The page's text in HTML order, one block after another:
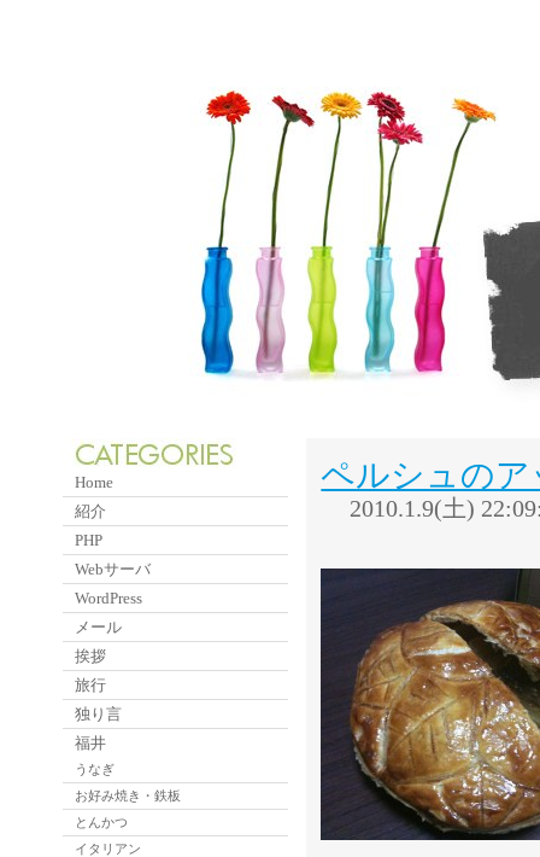
ペルシュの
2010.1.9(土)
Home
紹介
PHP
Webサーバ
WordPress
メール
挨拶
旅行
独り言
福井
うなぎ
お好み焼き・鉄板
とんかつ
イタリアン